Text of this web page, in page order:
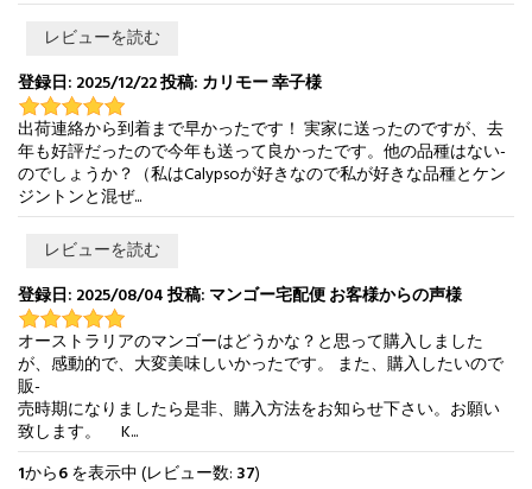
レビューを読む
登録日: 2025/12/22 投稿: カリモー 幸子様
出荷連絡から到着まで早かったです！ 実家に送ったのですが、去
年も好評だったので今年も送って良かったです。他の品種はない-
のでしょうか？（私はCalypsoが好きなので私が好きな品種とケン
ジントンと混ぜ...
レビューを読む
登録日: 2025/08/04 投稿: マンゴー宅配便 お客様からの声様
オーストラリアのマンゴーはどうかな？と思って購入しました
が、感動的で、大変美味しいかったです。 また、購入したいので
販-
売時期になりましたら是非、購入方法をお知らせ下さい。お願い
致します。 K...
1から6を表示中 (レビュー数: 37)